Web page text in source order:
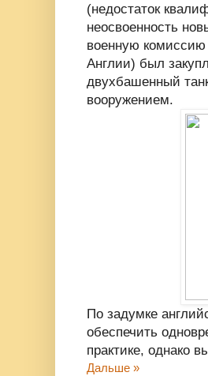
(недостаток
неосвоенность
военную комиссию
Англии) был
двухбашенный
вооружением.
По задумке
обеспечить
практике, однако
Дальше »